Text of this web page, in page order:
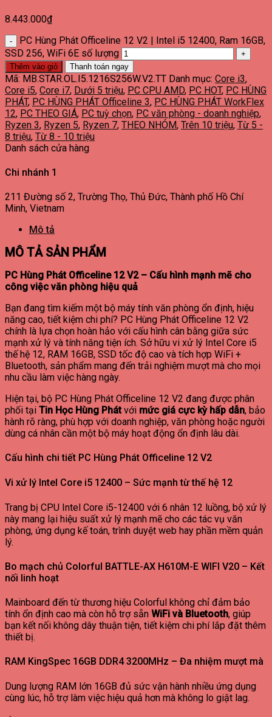
8.443.000₫
PC Hùng Phát Officeline 12 V2 | Intel i5 12400, Ram 16GB,
SSD 256, WiFi 6E số lượng
Thêm vào giỏ Thanh toán ngay
Mã: MB.STAR.OL.I5.1216S256W.V2.TT Danh mục: Core i3,
Core i5, Core i7, Dưới 5 triệu, PC CPU AMD, PC HOT, PC HÙNG
PHÁT, PC HÙNG PHÁT Officeline 3, PC HÙNG PHÁT WorkFlex
12, PC THEO GIÁ, PC tuỳ chọn, PC văn phòng - doanh nghiệp,
Ryzen 3, Ryzen 5, Ryzen 7, THEO NHÓM, Trên 10 triệu, Từ 5 -
8 triệu, Từ 8 - 10 triệu
Danh sách cửa hàng
Chi nhánh 1
211 Đường số 2, Trường Thọ, Thủ Đức, Thành phố Hồ Chí
Minh, Vietnam
Mô tả
MÔ TẢ SẢN PHẨM
PC Hùng Phát Officeline 12 V2 – Cấu hình mạnh mẽ cho
công việc văn phòng hiệu quả
Bạn đang tìm kiếm một bộ máy tính văn phòng ổn định, hiệu
năng cao, tiết kiệm chi phí? PC Hùng Phát Officeline 12 V2
chính là lựa chọn hoàn hảo với cấu hình cân bằng giữa sức
mạnh xử lý và tính năng tiện ích. Sở hữu vi xử lý Intel Core i5
thế hệ 12, RAM 16GB, SSD tốc độ cao và tích hợp WiFi +
Bluetooth, sản phẩm mang đến trải nghiệm mượt mà cho mọi
nhu cầu làm việc hàng ngày.
Hiện tại, bộ PC Hùng Phát Officeline 12 V2 đang được phân
phối tại Tin Học Hùng Phátvới mức giá cực kỳ hấp dẫn, bảo
hành rõ ràng, phù hợp với doanh nghiệp, văn phòng hoặc người
dùng cá nhân cần một bộ máy hoạt động ổn định lâu dài.
Cấu hình chi tiết PC Hùng Phát Officeline 12 V2
Vi xử lý Intel Core i5 12400 – Sức mạnh từ thế hệ 12
Trang bị CPU Intel Core i5-12400 với 6 nhân 12 luồng, bộ xử lý
này mang lại hiệu suất xử lý mạnh mẽ cho các tác vụ văn
phòng, ứng dụng kế toán, trình duyệt web hay phần mềm quản
lý.
Bo mạch chủ Colorful BATTLE-AX H610M-E WIFI V20 – Kết
nối linh hoạt
Mainboard đến từ thương hiệu Colorful không chỉ đảm bảo
tính ổn định cao mà còn hỗ trợ sẵn WiFi và Bluetooth, giúp
bạn kết nối không dây thuận tiện, tiết kiệm chi phí lắp đặt thêm
thiết bị.
RAM KingSpec 16GB DDR4 3200MHz – Đa nhiệm mượt mà
Dung lượng RAM lớn 16GB đủ sức vận hành nhiều ứng dụng
cùng lúc, hỗ trợ làm việc hiệu quả hơn mà không lo giật lag.